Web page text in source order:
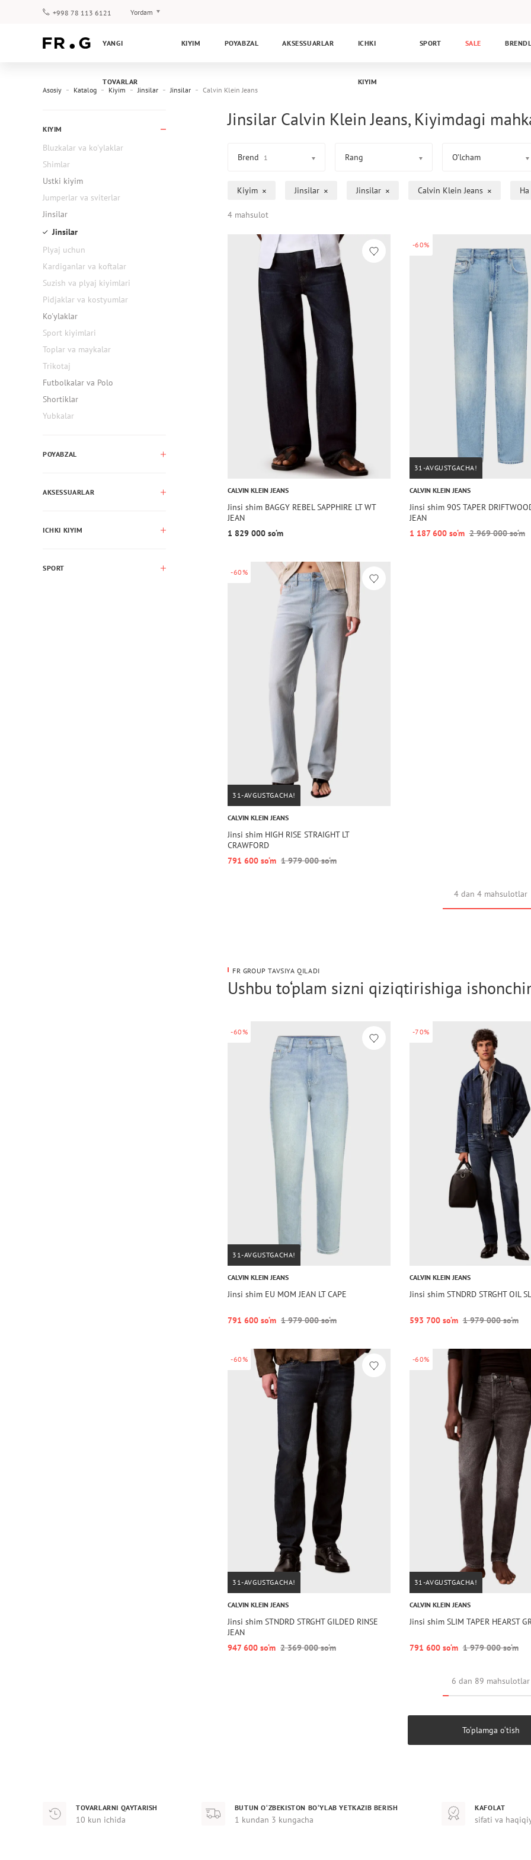
+998 78 113 6121 Yordam
Kafolat
YANGI
TOVARLAR
KIYIM POYABZAL AKSESSUARLAR ICHKI
KIYIM
SPORT SALE
Asosiy Katalog Kiyim Jinsilar Jinsilar Calvin Klein Jeans
KIYIM
Bluzkalar va ko'ylaklar
Shimlar
Ustki kiyim
Jumperlar va sviterlar
Jinsilar
Jinsilar
Plyaj uchun
Kardiganlar va koftalar
Suzish va plyaj kiyimlari
Pidjaklar va kostyumlar
Ko'ylaklar
Sport kiyimlari
Toplar va maykalar
Trikotaj
Futbolkalar va Polo
Shortiklar
Yubkalar
POYABZAL
AKSESSUARLAR
ICHKI KIYIM
SPORT
Jinsilar Calvin Klein Jeans, Kiyimdagi
Brend 1 Rang O’lcham
Kiyim Jinsilar Jinsilar Calvin Klein Jeans
4 mahsulot
CALVIN KLEIN JEANS
Jinsi shim BAGGY REBEL SAPPHIRE LT WT
JEAN
1 829 000 so‘m
-60%
31-AVGUSTGACHA!
CALVIN KLEIN JEANS
Jinsi shim 90S TAPER
JEAN
1 187 600 so‘m 2 969 000 so‘m
-60%
31-AVGUSTGACHA!
CALVIN KLEIN JEANS
Jinsi shim HIGH RISE STRAIGHT LT
CRAWFORD
791 600 so‘m 1 979 000 so‘m
4 dan 4 mahsulotlar
FR GROUP TAVSIYA QILADI
Ushbu to‘plam sizni qiziqtirishiga
-60%
31-AVGUSTGACHA!
CALVIN KLEIN JEANS
Jinsi shim EU MOM JEAN LT CAPE
791 600 so‘m 1 979 000 so‘m
-70%
CALVIN KLEIN JEANS
Jinsi shim STNDRD STRGHT OIL
593 700 so‘m 1 979 000 so‘m
-60%
31-AVGUSTGACHA!
CALVIN KLEIN JEANS
Jinsi shim STNDRD STRGHT GILDED RINSE
JEAN
947 600 so‘m 2 369 000 so‘m
-60%
31-AVGUSTGACHA!
CALVIN KLEIN JEANS
Jinsi shim SLIM TAPER HEARST
791 600 so‘m 1 979 000 so‘m
6 dan 89 mahsulotlar
To‘plamga o‘tish
TOVARLARNI QAYTARISH
10 kun ichida
BUTUN O‘ZBEKISTON BO‘YLAB YETKAZIB BERISH
1 kundan 3 kungacha
KAFOLAT
sifati va